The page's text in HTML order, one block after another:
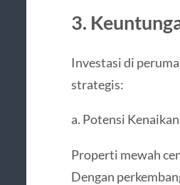
3.
Investasi di
strategis:
a. Potensi
Properti mewah
Dengan